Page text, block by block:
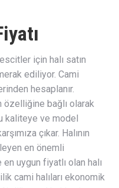
için halı satın
ediliyor. Cami
hesaplanır.
özelliğine bağlı olarak
kaliteye ve model
çıkar. Halının
en önemli
en uygun fiyatlı olan halı
cami halıları ekonomik